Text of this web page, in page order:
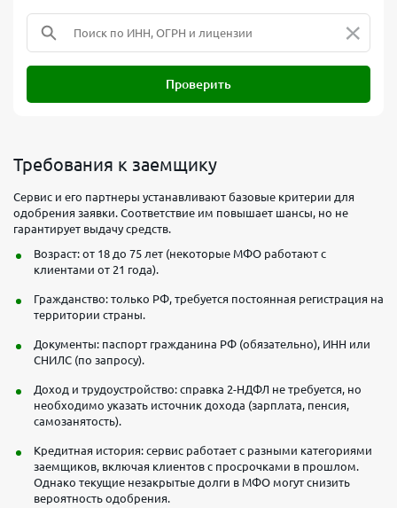
Проверить
×
Требования к заемщику
Сервис и его партнеры устанавливают базовые критерии для
одобрения заявки. Соответствие им повышает шансы, но не
гарантирует выдачу средств.
Возраст: от 18 до 75 лет (некоторые МФО работают с
клиентами от 21 года).
Гражданство: только РФ, требуется постоянная регистрация на
территории страны.
Документы: паспорт гражданина РФ (обязательно), ИНН или
СНИЛС (по запросу).
Доход и трудоустройство: справка 2-НДФЛ не требуется, но
необходимо указать источник дохода (зарплата, пенсия,
самозанятость).
Кредитная история: сервис работает с разными категориями
заемщиков, включая клиентов с просрочками в прошлом.
Однако текущие незакрытые долги в МФО могут снизить
вероятность одобрения.